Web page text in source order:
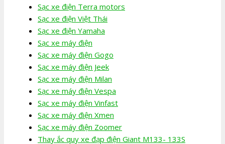
Sạc xe điện Terra motors
Sạc xe điện Việt Thái
Sạc xe điện Yamaha
Sạc xe máy điện
Sạc xe máy điện Gogo
Sạc xe máy điện Jeek
Sạc xe máy điện Milan
Sạc xe máy điện Vespa
Sạc xe máy điện Vinfast
Sạc xe máy điện Xmen
Sạc xe máy điện Zoomer
Thay ắc quy xe đạp điện Giant M133- 133S